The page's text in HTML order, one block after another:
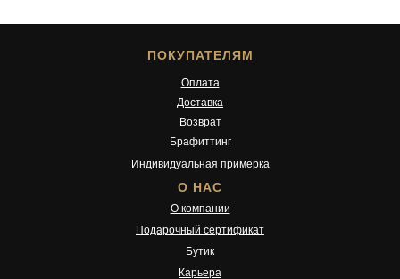
ПОКУПАТЕЛЯМ
О НАС
Оплата
Доставка
Брафиттинг
Индивидуальная примерка
Возврат
Подарочный сертификат
О компании
Бутик
Карьера